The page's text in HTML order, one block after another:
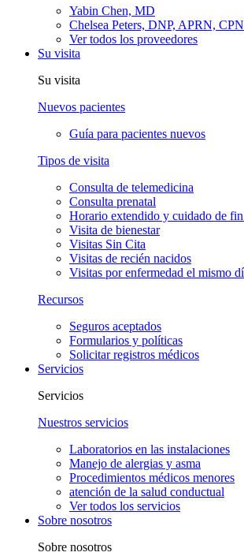
Yabin Chen, MD
Chelsea Peters, DNP, APRN,
Ver todos los proveedores
Su visita
Su visita
Nuevos pacientes
Guía para pacientes nuevos
Tipos de visita
Consulta de telemedicina
Consulta prenatal
Horario extendido y cuidado de fin
Visita de bienestar
Visitas Sin Cita
Visitas de recién nacidos
Visitas por enfermedad el mismo
Recursos
Seguros aceptados
Formularios y políticas
Solicitar registros médicos
Servicios
Servicios
Nuestros servicios
Laboratorios en las instalaciones
Manejo de alergias y asma
Procedimientos médicos menores
atención de la salud conductual
Ver todos los servicios
Sobre nosotros
Sobre nosotros